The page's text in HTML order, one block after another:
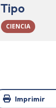
Tipo
CIENCIA
Imprimir